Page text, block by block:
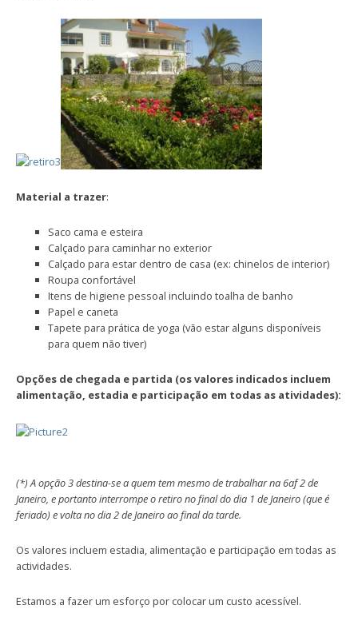
Material a trazer:
Saco cama e esteira
Calçado para caminhar no exterior
Calçado para estar dentro de casa (ex: chinelos de interior)
Roupa confortável
Itens de higiene pessoal incluindo toalha de banho
Papel e caneta
Tapete para prática de yoga (vão estar alguns disponíveis
para quem não tiver)
Opções de chegada e partida (os valores indicados incluem
alimentação, estadia e participação em todas as atividades):
(*) A opção 3 destina-se a quem tem mesmo de trabalhar na 6af 2 de
Janeiro, e portanto interrompe o retiro no final do dia 1 de Janeiro (que é
feriado) e volta no dia 2 de Janeiro ao final da tarde.
Os valores incluem estadia, alimentação e participação em todas as
actividades.
Estamos a fazer um esforço por colocar um custo acessível.